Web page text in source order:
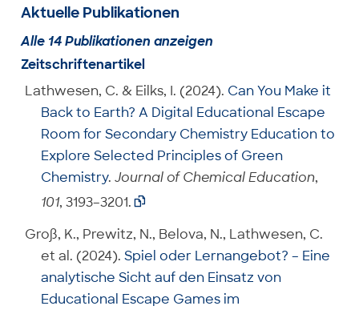
Aktuelle Publikationen
Alle 14 Publikationen anzeigen
Zeitschriftenartikel
Lathwesen, C. & Eilks, I. (2024). Can You Make it
Back to Earth? A Digital Educational Escape
Room for Secondary Chemistry Education to
Explore Selected Principles of Green
Chemistry. Journal of Chemical Education,
101, 3193–3201. 
Groß, K., Prewitz, N., Belova, N., Lathwesen, C.
et al. (2024). Spiel oder Lernangebot? – Eine
analytische Sicht auf den Einsatz von
Educational Escape Games im